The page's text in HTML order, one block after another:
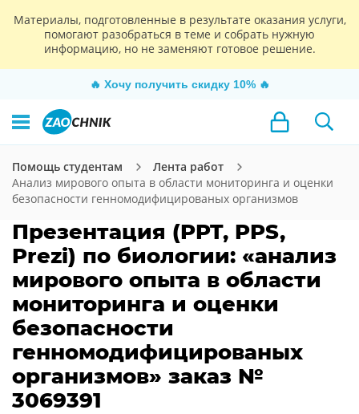
Материалы, подготовленные в результате оказания услуги,
помогают разобраться в теме и собрать нужную
информацию, но не заменяют готовое решение.
🔥 Хочу получить скидку 10% 🔥
Помощь студентам
Лента работ
Анализ мирового опыта в области мониторинга и оценки
безопасности генномодифицированых организмов
Презентация (PPT, PPS,
Prezi) по биологии: «анализ
мирового опыта в области
мониторинга и оценки
безопасности
генномодифицированых
организмов» заказ №
3069391